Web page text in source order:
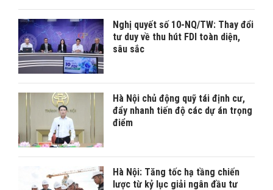
Nghị quyết số 10-NQ/TW: Thay đổi
tư duy về thu hút FDI toàn diện,
sâu sắc
Hà Nội chủ động quỹ tái định cư,
đẩy nhanh tiến độ các dự án trọng
điểm
Hà Nội: Tăng tốc hạ tầng chiến
lược từ kỷ lục giải ngân đầu tư